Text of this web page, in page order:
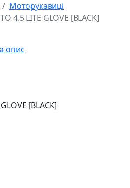
Моторукавиці
4.5 LITE GLOVE [BLACK]
опис